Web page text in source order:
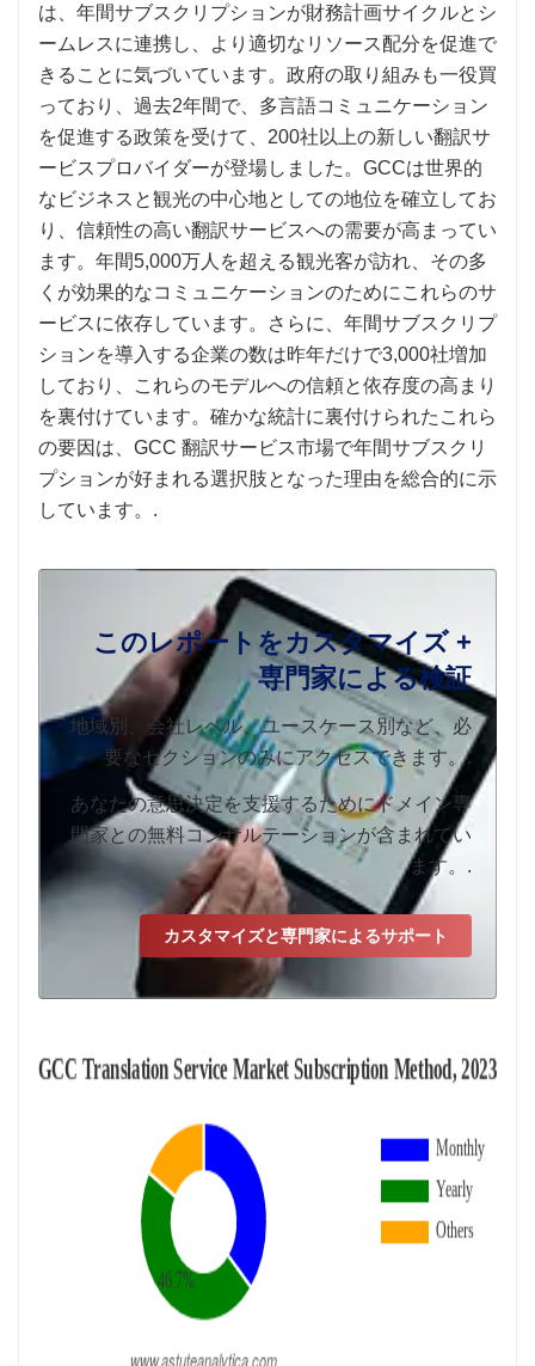
は、年間サブスクリプションが財務計画サイクルとシ
ームレスに連携し、より適切なリソース配分を促進で
きることに気づいています。政府の取り組みも一役買
っており、過去2年間で、多言語コミュニケーション
を促進する政策を受けて、200社以上の新しい翻訳サ
ービスプロバイダーが登場しました。GCCは世界的
なビジネスと観光の中心地としての地位を確立してお
り、信頼性の高い翻訳サービスへの需要が高まってい
ます。年間5,000万人を超える観光客が訪れ、その多
くが効果的なコミュニケーションのためにこれらのサ
ービスに依存しています。さらに、年間サブスクリプ
ションを導入する企業の数は昨年だけで3,000社増加
しており、これらのモデルへの信頼と依存度の高まり
を裏付けています。確かな統計に裏付けられたこれら
の要因は、GCC 翻訳サービス市場で年間サブスクリ
プションが好まれる選択肢となった理由を総合的に示
しています。.
このレポートをカスタマイズ +
専門家による検証
地域別、会社レベル、ユースケース別など、必
要なセクションのみにアクセスできます。.
あなたの意思決定を支援するためにドメイン専
門家との無料コンサルテーションが含まれてい
ます。.
カスタマイズと専門家によるサポート